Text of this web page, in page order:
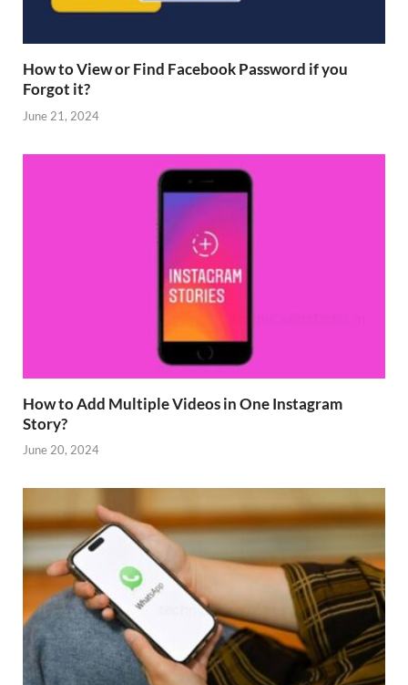
How to View or Find Facebook Password if you
Forgot it?
June 21, 2024
How to Add Multiple Videos in One Instagram
Story?
June 20, 2024